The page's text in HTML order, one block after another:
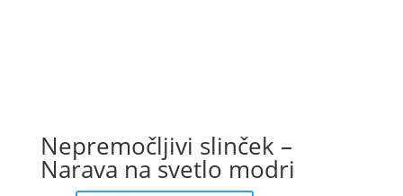
Nepremočljivi slinček –
Narava na svetlo modri